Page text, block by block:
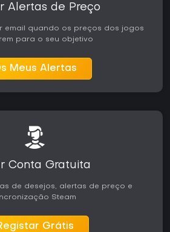
Alertas de Preço
email quando os preços dos jogos
para o seu objetivo
Meus Alertas
Conta Gratuita
de desejos, alertas de preço e
Steam
Grátis